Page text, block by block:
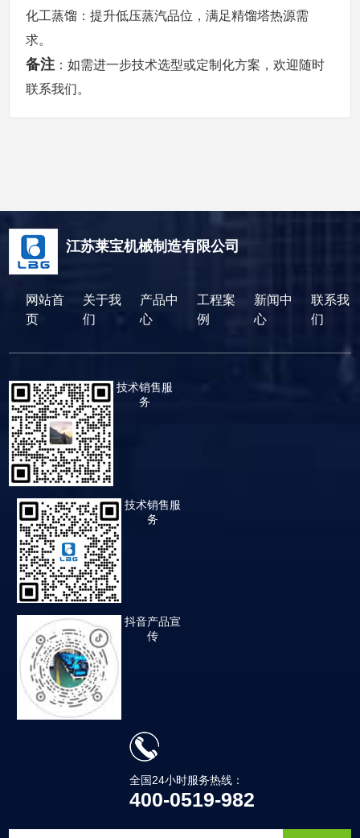
化工蒸馏：提升低压蒸汽品位，满足精馏塔热源需
求。
备注 ：如需进一步技术选型或定制化方案，欢迎随时
联系我们。
江苏莱宝机械制造有限公司
网站首
页
关于我
们
产品中
心
工程案
例
新闻中
心
联系我
们
技术销售服
务
技术销售服
务
抖音产品宣
传
全国24小时服务热线：
400-0519-982